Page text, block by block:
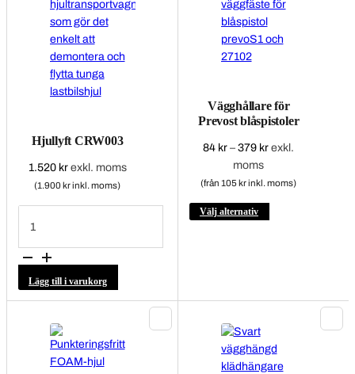
Hjullyft CRW003
1.520 kr exkl. moms
(1.900 kr inkl. moms)
Hjullyft
CRW003
mängd
Lägg till i varukorg
Vägghållare för
Prevost blåspistoler
84 kr – 379 krPrisintervall:
till
exkl.
moms
(från 105 kr inkl. moms)
Välj alternativ
alternativen
kan